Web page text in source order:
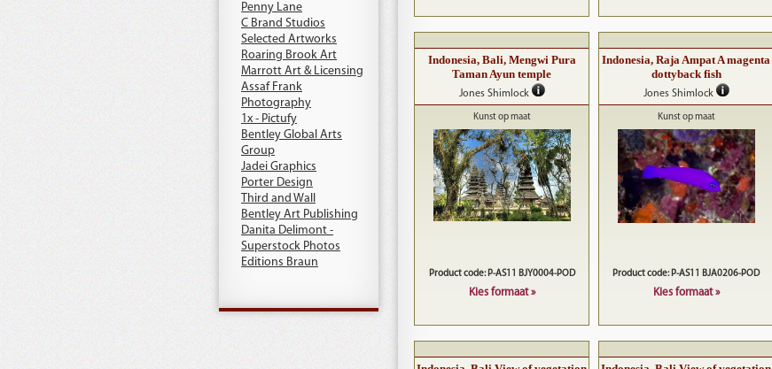
Penny Lane
C Brand Studios
Selected Artworks
Roaring Brook Art
Marrott Art & Licensing
Assaf Frank
Photography
1x - Pictufy
Bentley Global Arts
Group
Jadei Graphics
Porter Design
Third and Wall
Bentley Art Publishing
Danita Delimont -
Superstock Photos
Editions Braun
Indonesia, Bali, Mengwi Pura
Taman Ayun temple
Jones Shimlock
Kunst op maat
Product code: P-AS11 BJY0004-POD
Kies formaat »
Indonesia, Raja Ampat A magenta
dottyback fish
Jones Shimlock
Kunst op maat
Product code: P-AS11 BJA0206-POD
Kies formaat »